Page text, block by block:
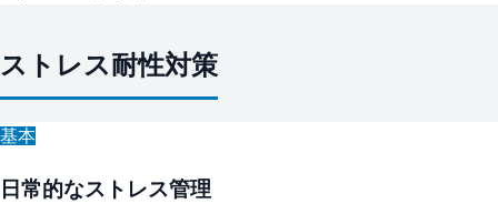
ストレス耐性対策
基本
日常的なストレス管理